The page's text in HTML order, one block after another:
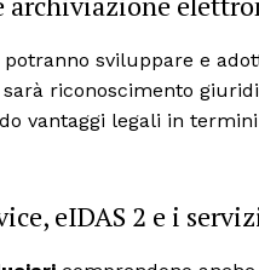
sviluppare e
riconoscimento
vantaggi legali in
eIDAS 2 e i